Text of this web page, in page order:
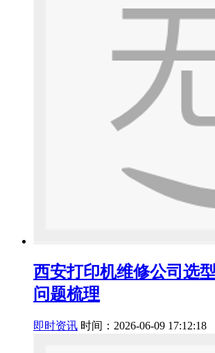
西安打印机维修公司选
问题梳理
即时资讯 时间：2026-06-09 17:12:18